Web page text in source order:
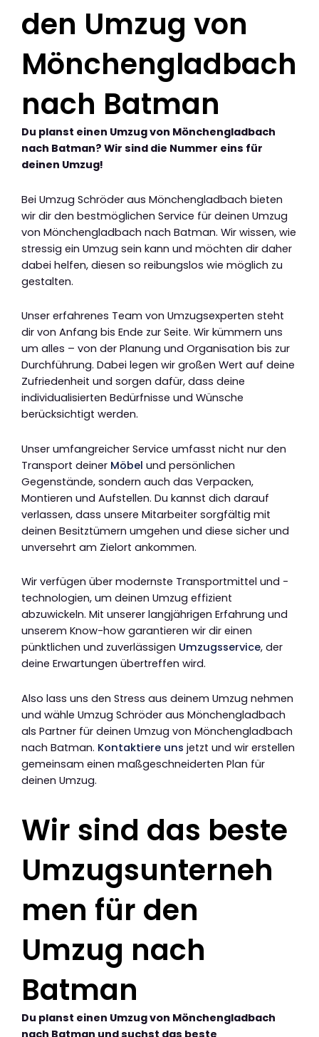
den Umzug von
Mönchengladbach
nach Batman
Du planst einen Umzug von Mönchengladbach
nach Batman? Wir sind die Nummer eins für
deinen Umzug!
Bei Umzug Schröder aus Mönchengladbach bieten
wir dir den bestmöglichen Service für deinen Umzug
von Mönchengladbach nach Batman. Wir wissen, wie
stressig ein Umzug sein kann und möchten dir daher
dabei helfen, diesen so reibungslos wie möglich zu
gestalten.
Unser erfahrenes Team von Umzugsexperten steht
dir von Anfang bis Ende zur Seite. Wir kümmern uns
um alles – von der Planung und Organisation bis zur
Durchführung. Dabei legen wir großen Wert auf deine
Zufriedenheit und sorgen dafür, dass deine
individualisierten Bedürfnisse und Wünsche
berücksichtigt werden.
Unser umfangreicher Service umfasst nicht nur den
Transport deiner Möbel und persönlichen
Gegenstände, sondern auch das Verpacken,
Montieren und Aufstellen. Du kannst dich darauf
verlassen, dass unsere Mitarbeiter sorgfältig mit
deinen Besitztümern umgehen und diese sicher und
unversehrt am Zielort ankommen.
Wir verfügen über modernste Transportmittel und -
technologien, um deinen Umzug effizient
abzuwickeln. Mit unserer langjährigen Erfahrung und
unserem Know-how garantieren wir dir einen
pünktlichen und zuverlässigen Umzugsservice, der
deine Erwartungen übertreffen wird.
Also lass uns den Stress aus deinem Umzug nehmen
und wähle Umzug Schröder aus Mönchengladbach
als Partner für deinen Umzug von Mönchengladbach
nach Batman. Kontaktiere uns jetzt und wir erstellen
gemeinsam einen maßgeschneiderten Plan für
deinen Umzug.
Wir sind das beste
Umzugsunterneh
men für den
Umzug nach
Batman
Du planst einen Umzug von Mönchengladbach
nach Batman und suchst das beste